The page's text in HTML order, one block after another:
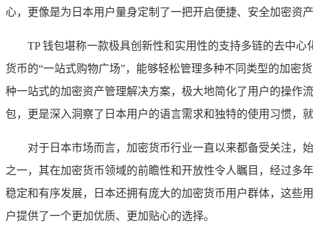
心，更像是为日本用户量身定制了一把开启便捷、安全加密资
TP 钱包堪称一款极具创新性和实用性的支持多链的去中
货币的“一站式购物广场”，能够轻松管理多种不同类型的加密
种一站式的加密资产管理解决方案，极大地简化了用户的操作
包，更是深入洞察了日本用户的语言需求和独特的使用习惯，
对于日本市场而言，加密货币行业一直以来都备受关注，
之一，其在加密货币领域的前瞻性和开放性令人瞩目，经过多
稳定和有序发展，日本还拥有庞大的加密货币用户群体，这些
户提供了一个更加优质、更加贴心的选择。